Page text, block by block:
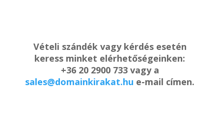
Vételi szándék vagy kérdés esetén
keress minket elérhetőségeinken:
+36 20 2900 733 vagy a
sales@domainkirakat.hu e-mail címen.